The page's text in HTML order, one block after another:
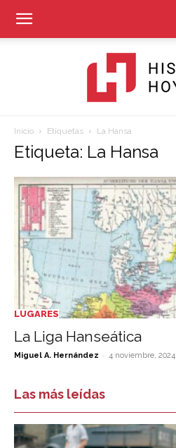
Hoy
Inicio Etiquetas La Hansa
Etiqueta: La Hansa
LUGARES
La Liga Hanseática
Miguel A. Hernández - 4 noviembre, 2024
Las más leídas